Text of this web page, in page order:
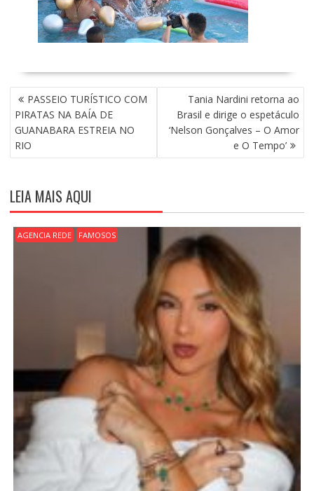
N
A
V
G
Ç
Ã
O
D
PASSEIO TURÍSTICO COM
PIRATAS NA BAÍA DE
GUANABARA ESTREIA NO
RIO
Tania Nardini retorna ao
Brasil e dirige o espetáculo
‘Nelson Gonçalves – O Amor
e O Tempo’
LEIA MAIS AQUI
AGENCIA REDE FAMOSOS